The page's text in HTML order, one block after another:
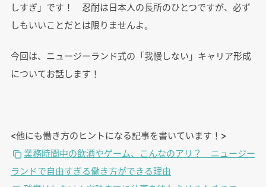
しすぎ」です！ 忍耐は日本人の長所のひとつですが、必ず
しもいいことだとは限りませんよ。
今回は、ニュージーランド式の「我慢しない」キャリア形成
についてお話します！
<他にも働き方のヒントになる記事を書いています！>
業務時間中の飲酒やゲーム、こんなのアリ？ ニュージー
ランドで自由すぎる働き方ができる理由